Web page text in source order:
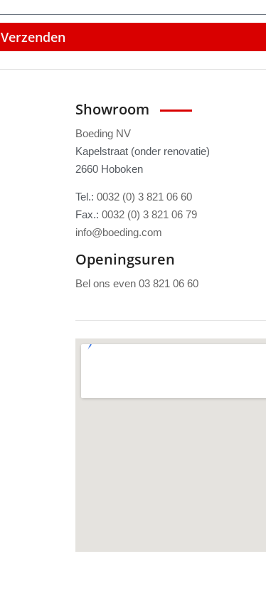
Verzenden
Showroom
Boeding NV
Kapelstraat (onder renovatie)
2660 Hoboken
Tel.: 0032 (0) 3 821 06 60
Fax.: 0032 (0) 3 821 06 79
info@boeding.com
Openingsuren
Bel ons even 03 821 06 60